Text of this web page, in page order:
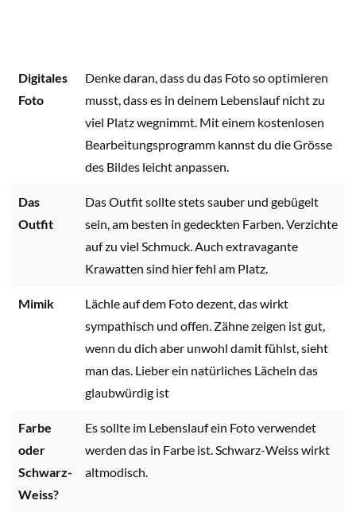
Digitales
Foto
Denke daran, dass du das Foto so optimieren
musst, dass es in deinem Lebenslauf nicht zu
viel Platz wegnimmt. Mit einem kostenlosen
Bearbeitungsprogramm kannst du die Grösse
des Bildes leicht anpassen.
Das
Outfit
Das Outfit sollte stets sauber und gebügelt
sein, am besten in gedeckten Farben. Verzichte
auf zu viel Schmuck. Auch extravagante
Krawatten sind hier fehl am Platz.
Mimik
Lächle auf dem Foto dezent, das wirkt
sympathisch und offen. Zähne zeigen ist gut,
wenn du dich aber unwohl damit fühlst, sieht
man das. Lieber ein natürliches Lächeln das
glaubwürdig ist
Farbe
oder
Schwarz-
Weiss?
Es sollte im Lebenslauf ein Foto verwendet
werden das in Farbe ist. Schwarz-Weiss wirkt
altmodisch.